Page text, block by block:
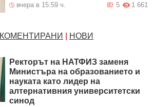
вчера в 15:59 ч. 1 661
5
КОМЕНТИРАНИ НОВИ
Ректорът на НАТФИЗ заменя
Министъра на образованието и
науката като лидер на
алтернативния университетски
синод